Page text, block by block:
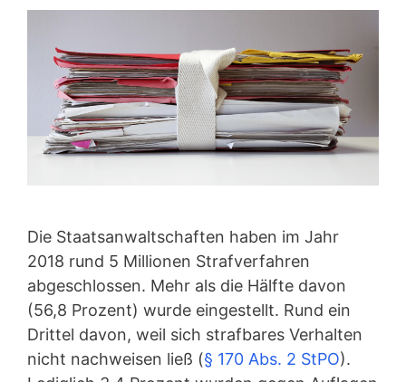
Die Staatsanwaltschaften haben im Jahr
2018 rund 5 Millionen Strafverfahren
abgeschlossen. Mehr als die Hälfte davon
(56,8 Prozent) wurde eingestellt. Rund ein
Drittel davon, weil sich strafbares Verhalten
nicht nachweisen ließ (§ 170 Abs. 2 StPO).